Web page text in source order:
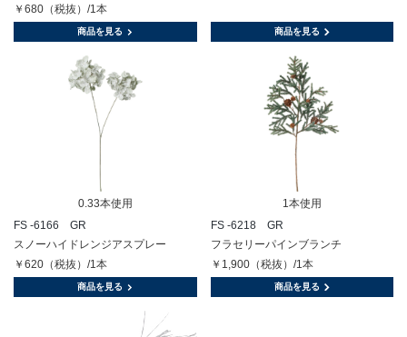
￥680（税抜）/1本
商品を見る 商品を見る
0.33本使用
FS -6166 GR
スノーハイドレンジアスプレー
￥620（税抜）/1本
商品を見る
1本使用
FS -6218 GR
フラセリーパインブランチ
￥1,900（税抜）/1本
商品を見る